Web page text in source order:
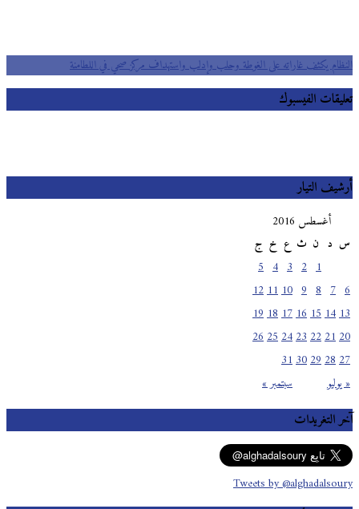
النظام يكثف غاراته على الغوطة وحلب وإدلب واستهداف مركز صحي في اللطامنة
تعليقات الفيسبوك
أرشيف التيار
أغسطس 2016
س
ث خ ج
« يوليو سبتمبر »
10
11
12
13
14
15
16
17
18
19
20
21
22
23
24
25
26
27
28
29
30
31
آخر التغريدات
Tweets by @alghadalsoury